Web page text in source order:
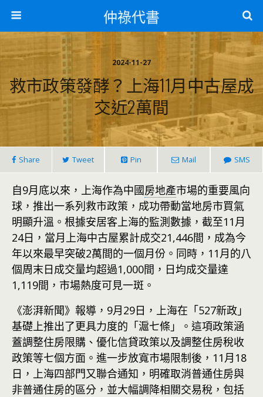
仲祿代書
2024-11-27
救市政策發酵？上海11月中古屋成
交近2萬間
Share Tweet Pin Mail SMS
自9月底以來，上海作為中國房地產市場的重要風向
球，推出一系列救市政策，成功帶動當地房市買氣
明顯升溫。根據安居客上海的監測數據，截至11月
24日，當月上海中古屋累計成交21,446間，成為今
年以來最早突破2萬間的一個月份。同時，11月的八
個周末日成交量均超過1,000間，日均成交量達
1,119間，市場熱度可見一斑。
《澎湃新聞》報導，9月29日，上海在「527新政」
基礎上推出了更具力度的「滬七條」。這項政策涵
蓋調整住房限購、優化信貸政策以及調整住房稅收
政策等七個方面。進一步放寬市場限制後，11月18
日，上海四部門又聯合通知，明確取消普通住房與
非普通住房的區分，並大幅調降相關交易稅，包括